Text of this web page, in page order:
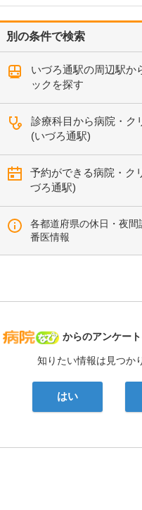
別の条件で検索
いづろ通駅の周辺駅か
ックを探す
診療科目から病院・ク
(いづろ通駅)
予約ができる病院・ク
づろ通駅)
各都道府県の休日・夜間
番医情報
病院なび
からのアンケー
知りたい情報は見つか
はい